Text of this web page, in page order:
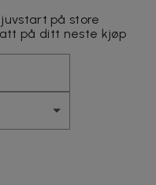
på store
på ditt neste kjøp